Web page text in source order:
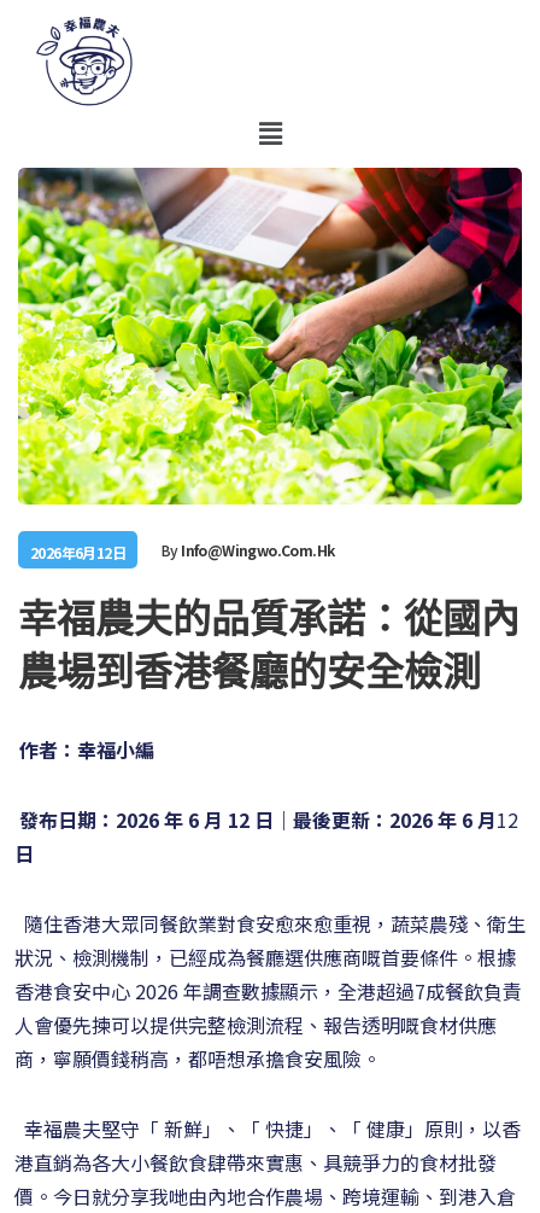
2026年6月12日 ByInfo@wingwo.com.hk
幸福農夫的品質承諾：從國內
農場到香港餐廳的安全檢測
作者：幸福小編
發布日期：2026 年 6 月 12 日｜最後更新：2026 年 6 月12
日
隨住香港大眾同餐飲業對食安愈來愈重視，蔬菜農殘、衛生
狀況、檢測機制，已經成為餐廳選供應商嘅首要條件。根據
香港食安中心 2026 年調查數據顯示，全港超過7成餐飲負責
人會優先揀可以提供完整檢測流程、報告透明嘅食材供應
商，寧願價錢稍高，都唔想承擔食安風險。
幸福農夫堅守「 新鮮」、「 快捷」、「 健康」原則，以香
港直銷為各大小餐飲食肆帶來實惠、具競爭力的食材批發
價。今日就分享我哋由內地合作農場、跨境運輸、到港入倉